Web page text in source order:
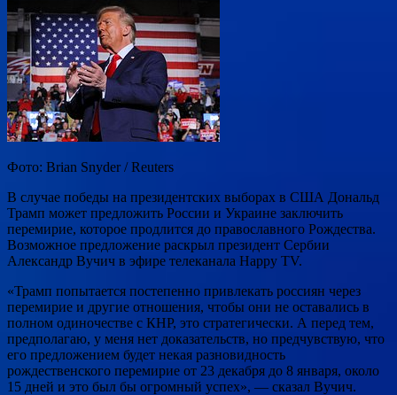
Фото: Brian Snyder / Reuters
В случае победы на президентских выборах в США Дональд
Трамп может предложить России и Украине заключить
перемирие, которое продлится до православного Рождества.
Возможное предложение раскрыл президент Сербии
Александр Вучич в эфире телеканала Happy TV.
«Трамп попытается постепенно привлекать россиян через
перемирие и другие отношения, чтобы они не оставались в
полном одиночестве с КНР, это стратегически. А перед тем,
предполагаю, у меня нет доказательств, но предчувствую, что
его предложением будет некая разновидность
рождественского перемирие от 23 декабря до 8 января, около
15 дней и это был бы огромный успех», — сказал Вучич.